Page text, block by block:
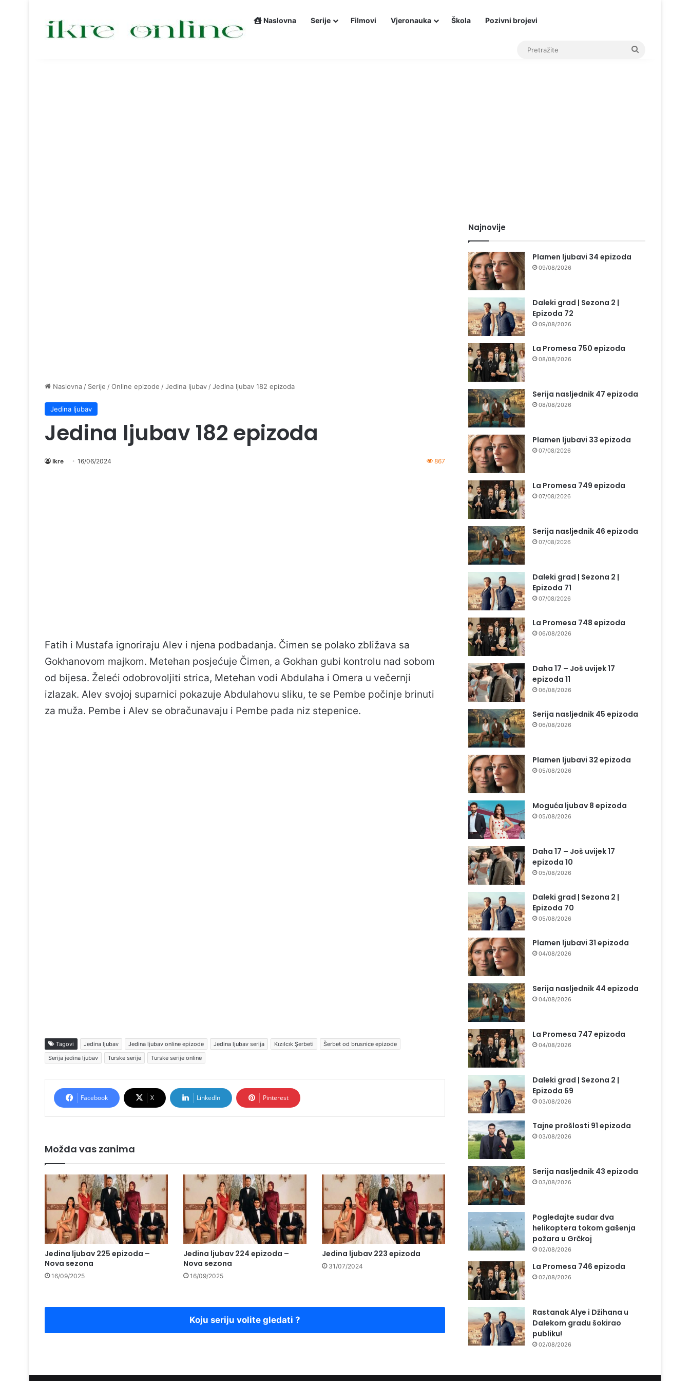
Naslovna Serije Filmovi Vjeronauka Škola Pozivni brojevi
Naslovna / Serije /Online epizode /Jedina ljubav /Jedina ljubav 182 epizoda
Jedina ljubav
Jedina ljubav 182 epizoda
Ikre 16/06/2024 867
Fatih i Mustafa ignoriraju Alev i njena podbadanja. Čimen se polako zbližava sa
Gokhanovom majkom. Metehan posjećuje Čimen, a Gokhan gubi kontrolu nad sobom
od bijesa. Želeći odobrovoljiti strica, Metehan vodi Abdulaha i Omera u večernji
izlazak. Alev svojoj suparnici pokazuje Abdulahovu sliku, te se Pembe počinje brinuti
za muža. Pembe i Alev se obračunavaju i Pembe pada niz stepenice.
Tagovi Jedina ljubav Jedina ljubav online epizode Jedina ljubav serija Kızılcık Şerbeti
Šerbet od brusnice epizode
Serija jedina ljubav
Turske serije Turske serije online
Facebook X LinkedIn Pinterest
Možda vas zanima
Jedina ljubav 225 epizoda –
Nova sezona
16/09/2025
Jedina ljubav 224 epizoda –
Nova sezona
16/09/2025
Jedina ljubav 223 epizoda
31/07/2024
Koju seriju volite gledati ?
Najnovije
Plamen ljubavi 34 epizoda
09/08/2026
Daleki grad | Sezona 2 |
Epizoda 72
09/08/2026
La Promesa 750 epizoda
08/08/2026
Serija nasljednik 47 epizoda
08/08/2026
Plamen ljubavi 33 epizoda
07/08/2026
La Promesa 749 epizoda
07/08/2026
Serija nasljednik 46 epizoda
07/08/2026
Daleki grad | Sezona 2 |
Epizoda 71
07/08/2026
La Promesa 748 epizoda
06/08/2026
Daha 17 – Još uvijek 17
epizoda 11
06/08/2026
Serija nasljednik 45 epizoda
06/08/2026
Plamen ljubavi 32 epizoda
05/08/2026
Moguća ljubav 8 epizoda
05/08/2026
Daha 17 – Još uvijek 17
epizoda 10
05/08/2026
Daleki grad | Sezona 2 |
Epizoda 70
05/08/2026
Plamen ljubavi 31 epizoda
04/08/2026
Serija nasljednik 44 epizoda
04/08/2026
La Promesa 747 epizoda
04/08/2026
Daleki grad | Sezona 2 |
Epizoda 69
03/08/2026
Tajne prošlosti 91 epizoda
03/08/2026
Serija nasljednik 43 epizoda
03/08/2026
Pogledajte sudar dva
helikoptera tokom gašenja
požara u Grčkoj
02/08/2026
La Promesa 746 epizoda
02/08/2026
Rastanak Alye i Džihana u
Dalekom gradu šokirao
publiku!
02/08/2026